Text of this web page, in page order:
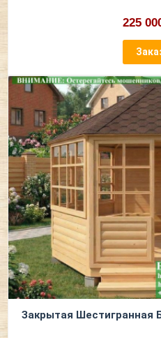
225
Закрытая Шестигранная